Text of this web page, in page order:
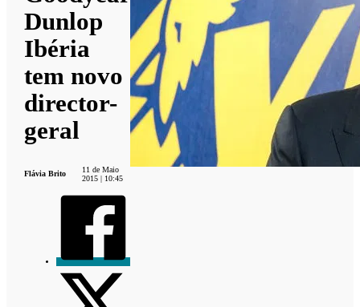
Dunlop
Ibéria
tem novo
director-
geral
Flávia Brito
11 de Maio
2015 | 10:45